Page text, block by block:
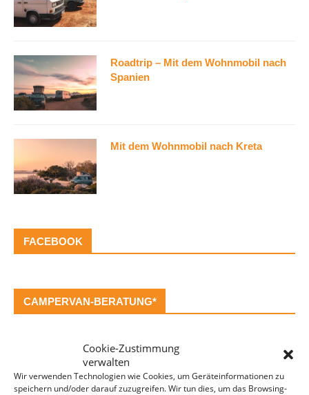
Cookie-Zustimmung
verwalten
Wir verwenden Technologien wie Cookies, um Geräteinformationen zu
speichern und/oder darauf zuzugreifen. Wir tun dies, um das Browsing-
Roadtrip – Mit dem Wohnmobil nach
Spanien
Mit dem Wohnmobil nach Kreta
FACEBOOK
CAMPERVAN-BERATUNG*